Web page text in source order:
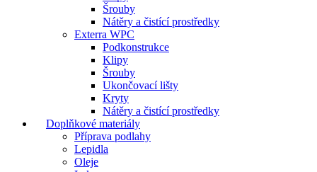
Šrouby
Nátěry a čistící prostředky
Exterra WPC
Podkonstrukce
Klipy
Šrouby
Ukončovací lišty
Kryty
Nátěry a čistící prostředky
Doplňkové materiály
Příprava podlahy
Lepidla
Oleje